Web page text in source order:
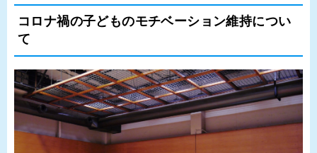
コロナ禍の子どものモチベーション維持につい
て